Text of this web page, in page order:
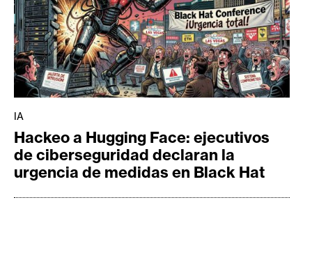
IA
Hackeo a Hugging Face: ejecutivos
de ciberseguridad declaran la
urgencia de medidas en Black Hat